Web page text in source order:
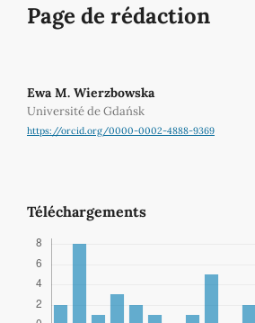
Page de rédaction
Ewa M. Wierzbowska
Université de Gdańsk
https://orcid.org/0000-0002-4888-9369
Téléchargements